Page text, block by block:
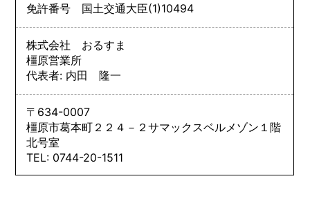
免許番号 国土交通大臣(1)10494
株式会社 おるすま
橿原営業所
代表者: 内田 隆一
〒634-0007
橿原市葛本町２２４－２サマックスベルメゾン１階
北号室
TEL: 0744-20-1511